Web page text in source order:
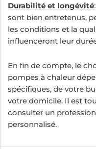
Durabilité et longévité:
sont bien entretenus,
les conditions et la
influenceront leur
En fin de compte, le
pompes à chaleur
spécifiques, de votre
votre domicile. Il est
consulter un
personnalisé.